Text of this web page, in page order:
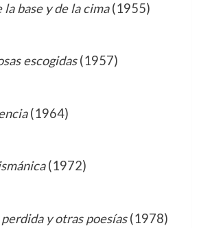
la base y de la cima(1955)
escogidas(1957)
(1964)
(1972)
y otras poesías(1978)